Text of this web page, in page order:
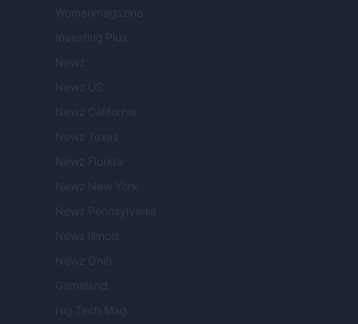
Womanmagazine
Investing Plus
Newz
Newz US
Newz California
Newz Texas
Newz Florida
Newz New York
Newz Pennsylvania
Newz Illinois
Newz Ohio
Gameland
Hig Tech Mag